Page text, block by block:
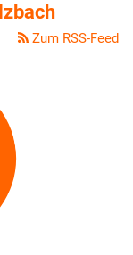
Zum RSS-Feed